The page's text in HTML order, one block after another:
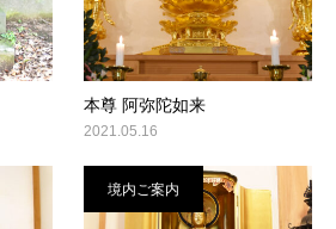
本尊 阿弥陀如来
2021.05.16
境内ご案内